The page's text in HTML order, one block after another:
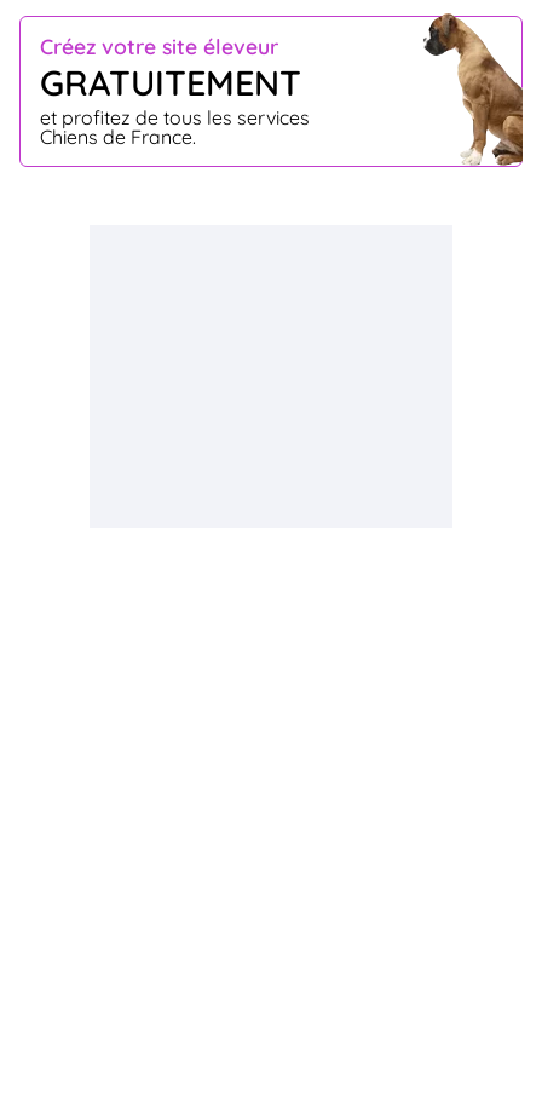
Créez votre site éleveur
GRATUITEMENT
et profitez de tous les services
Chiens de France.